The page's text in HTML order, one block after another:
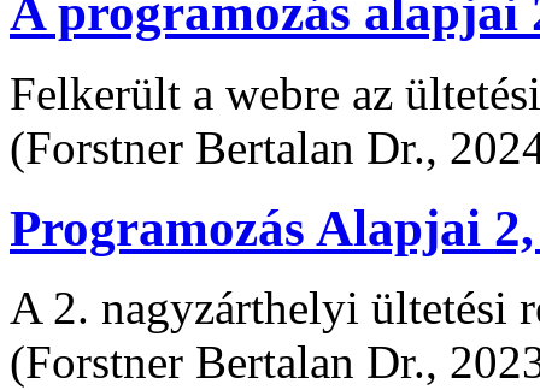
A programozás alapjai
Felkerült a webre az
(Forstner Bertalan Dr.,
Programozás Alapjai
A 2. nagyzárthelyi ültetési
(Forstner Bertalan Dr.,